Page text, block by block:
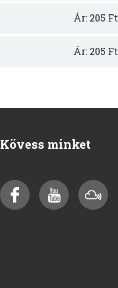
Ár: 205 Ft
Ár: 205 Ft
Kövess minket